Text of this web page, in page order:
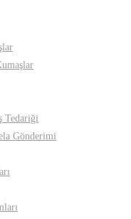
Tedariği
Gönderimi